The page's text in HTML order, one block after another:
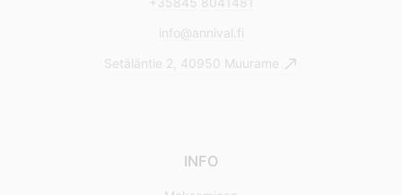
info@annival.fi
Setäläntie 2, 40950 Muurame
INFO